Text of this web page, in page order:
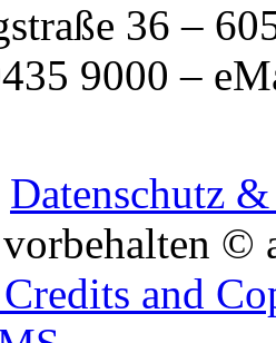
36 –
9000 –
Datenschutz
©
and